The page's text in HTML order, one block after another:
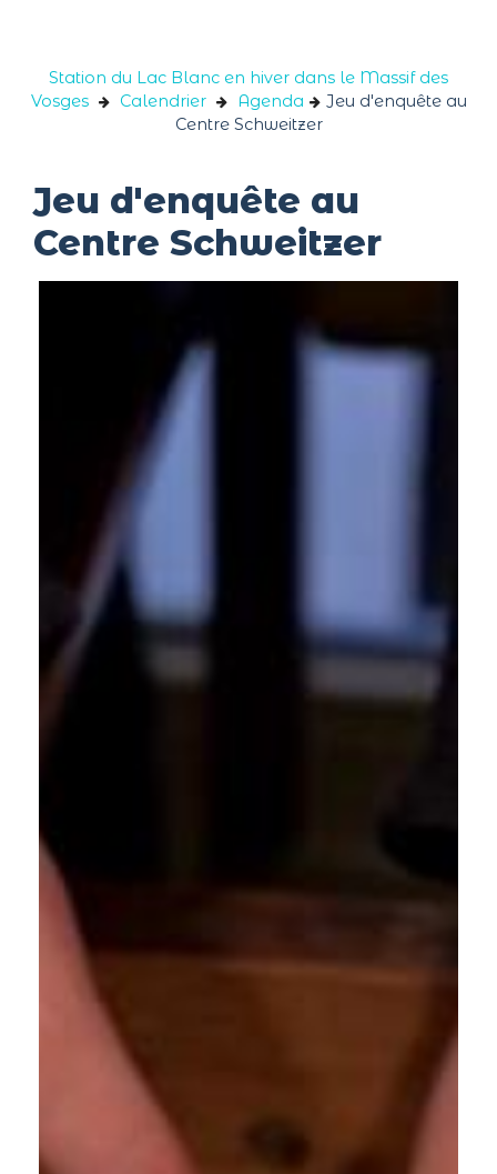
Station du Lac Blanc en hiver dans le Massif des
Vosges
Calendrier Agenda
Jeu d'enquête au
Centre Schweitzer
Jeu d'enquête au
Centre Schweitzer